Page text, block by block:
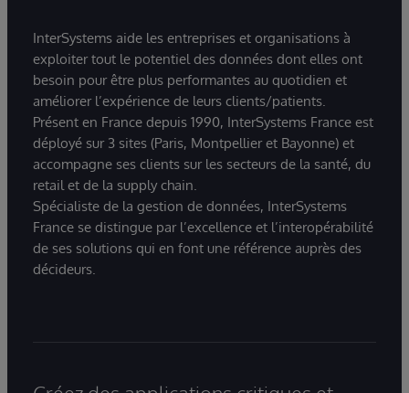
InterSystems aide les entreprises et organisations à
exploiter tout le potentiel des données dont elles ont
besoin pour être plus performantes au quotidien et
améliorer l’expérience de leurs clients/patients.
Présent en France depuis 1990, InterSystems France est
déployé sur 3 sites (Paris, Montpellier et Bayonne) et
accompagne ses clients sur les secteurs de la santé, du
retail et de la supply chain.
Spécialiste de la gestion de données, InterSystems
France se distingue par l’excellence et l’interopérabilité
de ses solutions qui en font une référence auprès des
décideurs.